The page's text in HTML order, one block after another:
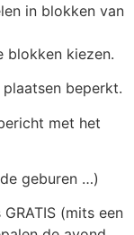
in blokken van
blokken kiezen.
beperkt.
met het
geburen …)
(mits een